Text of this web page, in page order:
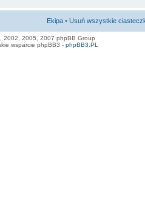
Ekipa • Usuń wszystkie
2002, 2005, 2007 phpBB Group
wsparcie phpBB3 - phpBB3.PL